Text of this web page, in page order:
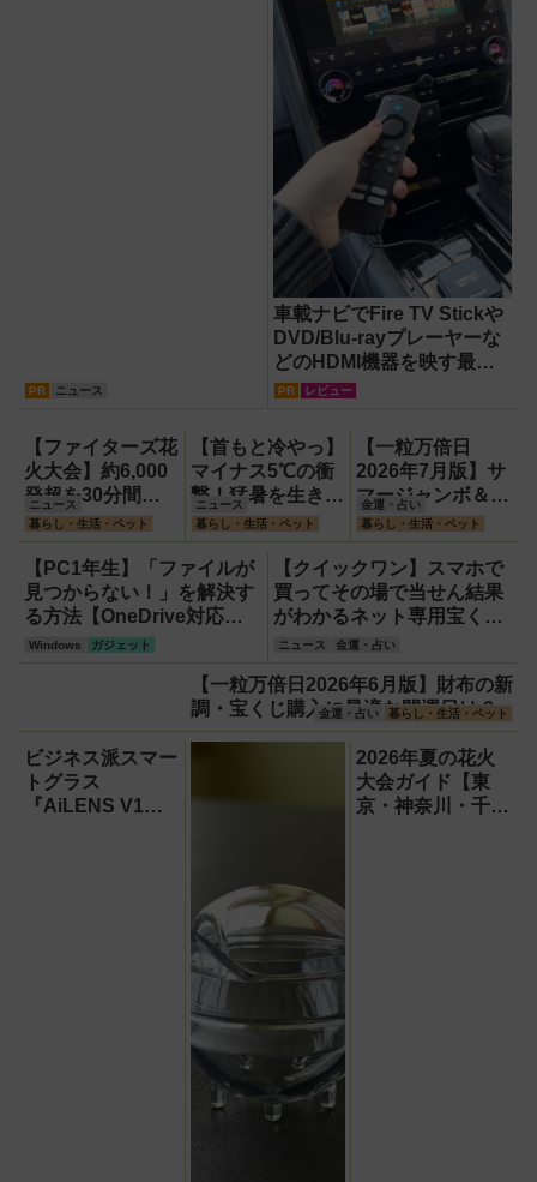
PR ニュース
車載ナビでFire TV Stickや
DVD/Blu-rayプレーヤーな
どのHDMI機器を映す最短
ルート。USB接続だけで
ス化できる新機軸アダプタ
ーを徹底解説【データシス
テム『USBKIT』】
PR レビュー
【ファイターズ花
火大会】約6,000
発超を30分間打
ち上げ！【8月8
日】
ニュース
暮らし・生活・ペット
【首もと冷やっ】
マイナス5℃の衝
撃！猛暑を生き抜
く携帯氷のう「ゴ
リラの冷棒」
ニュース
暮らし・生活・ペット
【一粒万倍日
2026年7月版】サ
マージャンボ＆財
布の新調に最適な
開運日は？
金運・占い
暮らし・生活・ペット
【PC1年生】「ファイルが
見つからない！」を解決す
る方法【OneDrive対応・
2026年最新版】
Windows ガジェット
【クイックワン】スマホで
買ってその場で当せん結果
がわかるネット専用宝くじ
のしくみと買い方
ニュース 金運・占い
【一粒万倍日2026年6月版】財布の新
調・宝くじ購入に最適な開運日は？
金運・占い 暮らし・生活・ペット
ビジネス派スマー
トグラス
『AiLENS V1』
2026年夏の花火
大会ガイド【東
京・神奈川・千